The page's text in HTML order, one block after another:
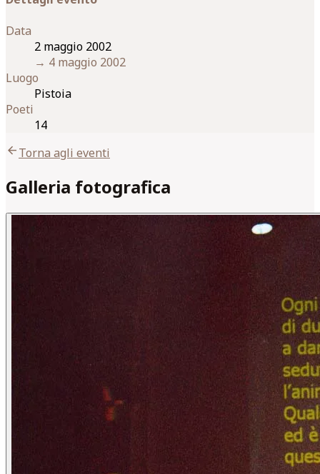
Data
2 maggio 2002
→ 4 maggio 2002
Luogo
Pistoia
Poeti
14
arrow_backTorna agli eventi
Galleria fotografica